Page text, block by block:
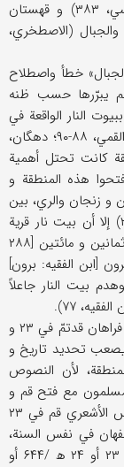
، ۱۳۹)، وإقلیم الجبال (المقدسي، ۳۸۳) و قهستان
(بکران، ۵۶)، وجبال و عراق (یاقوت، ۲/۹۹) والجبال (الاصطخري،
خطأ واصطلاح
یبرّرها حسب ظنه
ببیوت النار الواقعة في
کانت تحتل أهمیة
هذه المنطقة و
و زنجان والري، بین
۲۱-۲۴/۶۴۲-۶۴۵ (البلاذري، ۳۰۸؛ ابن الأثیر، ۳/۱۸/۲۴) إلا أن بیت نار قریة
فرد جان ظلّ علی حاله مشتعلاً حتی سنة ثمان و ثمانین و مائتین [۲۸۸
حیث وصل بیرون [ابن الفقیه: برون]
بیت النار جاعلاً
وعلی کل حال فالذي نعرفه أن فتح ورة و طبرس و فراهان قدتمّ في ۲۳ و
یصعب تحدید تاریخ و
لأن النصوص
مع فتح قم و
اسفهان أو همدان فقد فتح أبموسی عبدالله بن قیس الأشعري قم في ۲۳
في نفس السنة،
أما همدان فقد فتحها جریر بن عبدالله البجلي في ۲۳ أو ۲۴ ھ /۶۴۴ أو